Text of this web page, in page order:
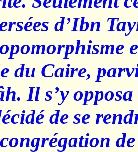
d’Ibn
du Caire,
Il s’y
de se
de